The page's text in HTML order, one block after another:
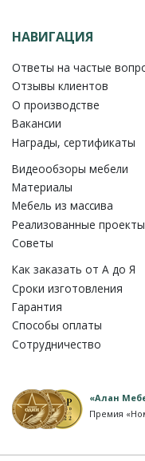
НАВИГАЦИЯ
Ответы на частые
Отзывы клиентов
О производстве
Вакансии
Награды, сертификаты
Видеообзоры мебели
Материалы
Мебель из массива
Реализованные проекты
Советы
Как заказать от A до Я
Сроки изготовления
Гарантия
Способы оплаты
Сотрудничество
«Алан
Премия